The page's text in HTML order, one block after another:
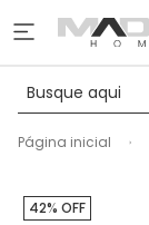
Página inicial
42% OFF